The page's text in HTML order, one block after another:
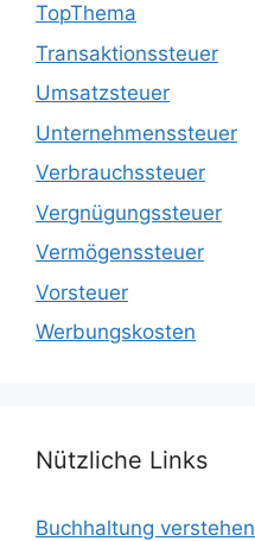
TopThema
Transaktionssteuer
Umsatzsteuer
Unternehmenssteuer
Verbrauchssteuer
Vergnügungssteuer
Vermögenssteuer
Vorsteuer
Werbungskosten
Nützliche Links
Buchhaltung verstehen